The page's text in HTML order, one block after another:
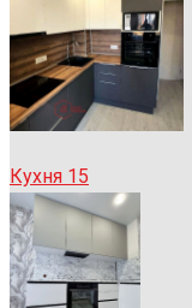
Кухня 15